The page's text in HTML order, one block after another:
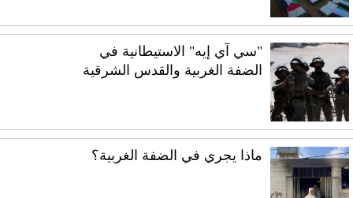
"سي آي إيه" الاستيطانية في
الضفة الغربية والقدس الشرقية
ماذا يجري في الضفة الغربية؟